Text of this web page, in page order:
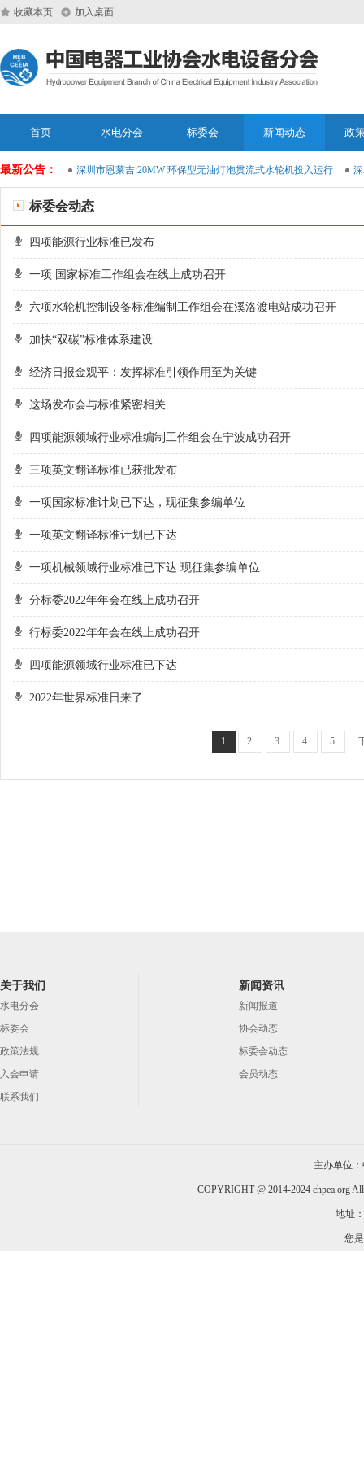
收藏本页 加入桌面
首页 水电分会 标委会 新闻动态 政
最新公告：
维大模型 深圳市恩莱吉:20MW 环保型无油灯泡贯流式水轮机投入运行 深
标委会动态
四项能源行业标准已发布
一项 国家标准工作组会在线上成功召开
六项水轮机控制设备标准编制工作组会在溪洛渡电站成功召开
加快“双碳”标准体系建设
经济日报金观平：发挥标准引领作用至为关键
这场发布会与标准紧密相关
四项能源领域行业标准编制工作组会在宁波成功召开
三项英文翻译标准已获批发布
一项国家标准计划已下达，现征集参编单位
一项英文翻译标准计划已下达
一项机械领域行业标准已下达 现征集参编单位
分标委2022年年会在线上成功召开
行标委2022年年会在线上成功召开
四项能源领域行业标准已下达
2022年世界标准日来了
1 2 3 4 5
关于我们
水电分会
标委会
政策法规
入会申请
联系我们
新闻资讯
新闻报道
协会动态
标委会动态
会员动态
主办单位
COPYRIGHT @ 2014-2024 chpea.org
地址
您